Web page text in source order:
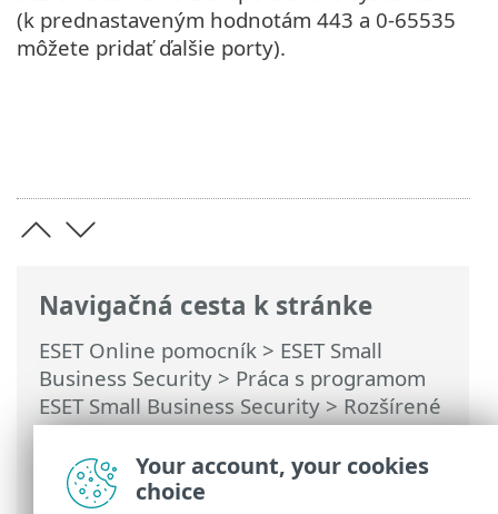
Navigačná cesta k stránke
ESET Online pomocník > ESET Small
Business Security > Práca s programom
ESET Small Business Security>Rozšírené
nastavenia>Ochrana>Ochrana
prístupu na web> Kontrola komunikácie
HTTP(S)
(k prednastaveným hodnotám 443 a 0-65535
môžete pridať ďalšie porty).
Your account, your cookies
choice